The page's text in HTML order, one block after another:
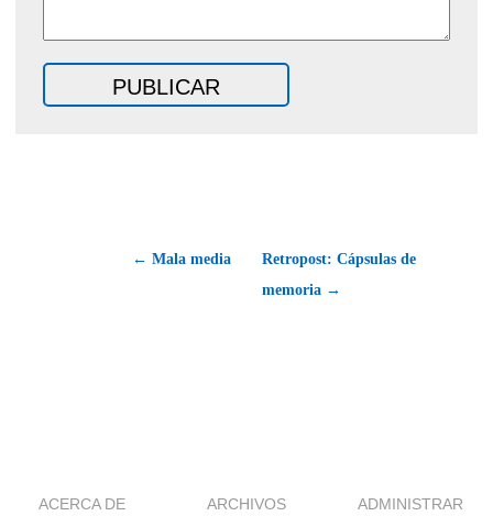
← Mala media
Retropost: Cápsulas de
memoria →
ACERCA DE ARCHIVOS ADMINISTRAR